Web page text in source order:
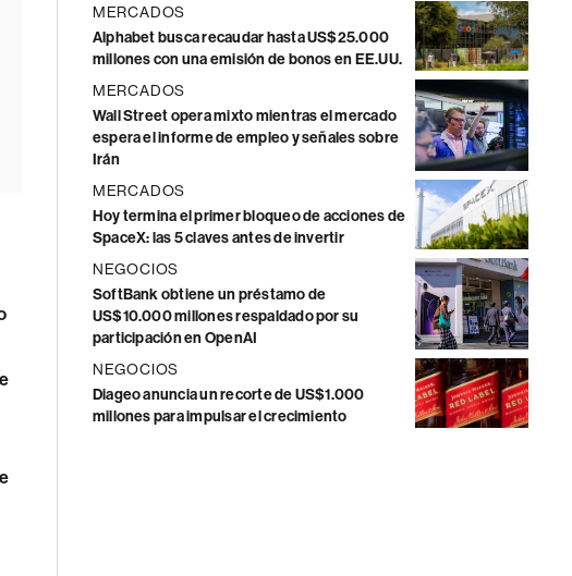
MERCADOS
Alphabet busca recaudar hasta US$25.000
millones con una emisión de bonos en EE.UU.
MERCADOS
Wall Street opera mixto mientras el mercado
espera el informe de empleo y señales sobre
Irán
MERCADOS
Hoy termina el primer bloqueo de acciones de
SpaceX: las 5 claves antes de invertir
NEGOCIOS
SoftBank obtiene un préstamo de
US$10.000 millones respaldado por su
participación en OpenAI
NEGOCIOS
Diageo anuncia un recorte de US$1.000
millones para impulsar el crecimiento